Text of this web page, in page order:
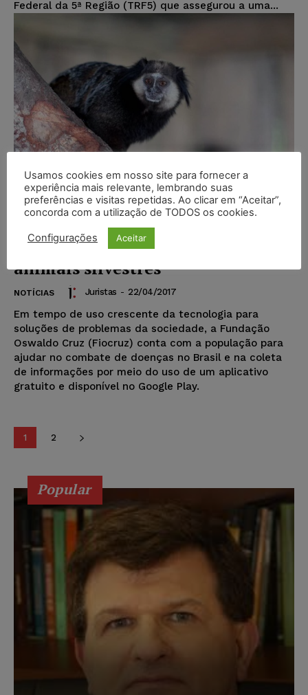
Federal da 5ª Região (TRF5) que assegurou a uma...
Fiocruz cria aplicativo para
pesquisar doenças e monitorar
animais silvestres
NOTÍCIAS Juristas - 22/04/2017
Em tempo de uso crescente da tecnologia para
soluções de problemas da sociedade, a Fundação
Oswaldo Cruz (Fiocruz) conta com a população para
ajudar no combate de doenças no Brasil e na coleta
de informações por meio do uso de um aplicativo
gratuito e disponível no Google Play.
1 2
Popular
Usamos cookies em nosso site para fornecer a
experiência mais relevante, lembrando suas
preferências e visitas repetidas. Ao clicar em “Aceitar”,
concorda com a utilização de TODOS os cookies.
Configurações Aceitar